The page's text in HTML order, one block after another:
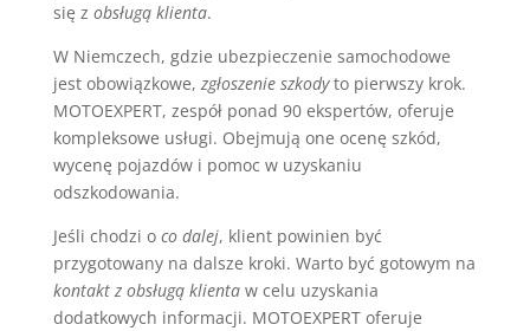
się z obsługą klienta.
W Niemczech, gdzie ubezpieczenie samochodowe
jest obowiązkowe, zgłoszenie szkodyto pierwszy krok.
MOTOEXPERT, zespół ponad 90 ekspertów, oferuje
kompleksowe usługi. Obejmują one ocenę szkód,
wycenę pojazdów i pomoc w uzyskaniu
odszkodowania.
Jeśli chodzi o co dalej, klient powinien być
przygotowany na dalsze kroki. Warto być gotowym na
kontakt z obsługą klientaw celu uzyskania
dodatkowych informacji. MOTOEXPERT oferuje